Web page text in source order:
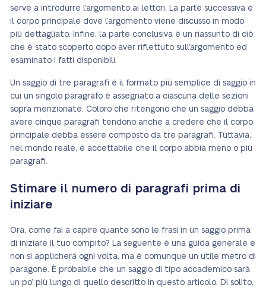
serve a introdurre l’argomento ai lettori. La parte successiva è
il corpo principale dove l’argomento viene discusso in modo
più dettagliato. Infine, la parte conclusiva è un riassunto di ciò
che è stato scoperto dopo aver riflettuto sull’argomento ed
esaminato i fatti disponibili.
Un saggio di tre paragrafi è il formato più semplice di saggio in
cui un singolo paragrafo è assegnato a ciascuna delle sezioni
sopra menzionate. Coloro che ritengono che un saggio debba
avere cinque paragrafi tendono anche a credere che il corpo
principale debba essere composto da tre paragrafi. Tuttavia,
nel mondo reale, è accettabile che il corpo abbia meno o più
paragrafi.
Stimare il numero di paragrafi prima di
iniziare
Ora, come fai a capire quante sono le frasi in un saggio prima
di iniziare il tuo compito? La seguente è una guida generale e
non si applicherà ogni volta, ma è comunque un utile metro di
paragone. È probabile che un saggio di tipo accademico sarà
un po’ più lungo di quello descritto in questo articolo. Di solito,